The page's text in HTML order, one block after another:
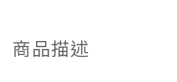
商品描述